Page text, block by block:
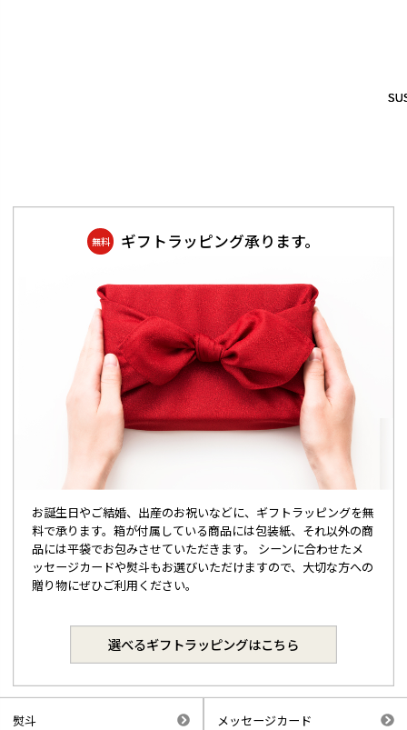
無料 ギフトラッピング承ります。
お誕生日やご結婚、出産のお祝いなどに、ギフトラッピングを無
料で承ります。箱が付属している商品には包装紙、それ以外の商
品には平袋でお包みさせていただきます。 シーンに合わせたメ
ッセージカードや熨斗もお選びいただけますので、大切な方への
贈り物にぜひご利用ください。
選べるギフトラッピングはこちら
熨斗 メッセージカード